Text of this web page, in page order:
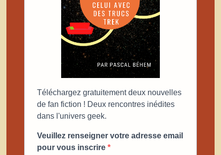
Téléchargez gratuitement deux nouvelles
de fan fiction ! Deux rencontres inédites
dans l'univers geek.
Veuillez renseigner votre adresse email
pour vous inscrire